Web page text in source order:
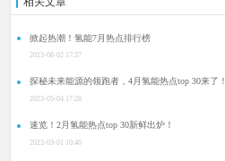
掀起热潮！氢能7月热点排行榜
2023-08-02 17:37
探秘未来能源的领跑者，4月氢能热点top 30来了！
2023-05-04 17:28
速览！2月氢能热点top 30新鲜出炉！
2023-03-01 10:40